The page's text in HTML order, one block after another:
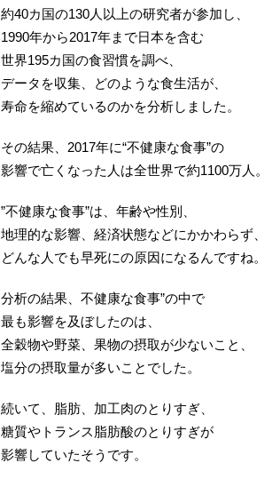
約40カ国の130人以上の研究者が参加し、
1990年から2017年まで日本を含む
世界195カ国の食習慣を調べ、
データを収集、どのような食生活が、
寿命を縮めているのかを分析しました。
その結果、2017年に“不健康な食事”の
影響で亡くなった人は全世界で約1100万人。
”不健康な食事”は、年齢や性別、
地理的な影響、経済状態などにかかわらず、
どんな人でも早死にの原因になるんですね。
分析の結果、不健康な食事”の中で
最も影響を及ぼしたのは、
全穀物や野菜、果物の摂取が少ないこと、
塩分の摂取量が多いことでした。
続いて、脂肪、加工肉のとりすぎ、
糖質やトランス脂肪酸のとりすぎが
影響していたそうです。